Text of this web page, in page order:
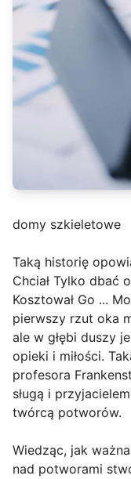
domy szkieletowe
Taką historię
Chciał Tylko dbać
Kosztował Go ...
pierwszy rzut oka
ale w głębi duszy
opieki i miłości.
profesora
sługą i
twórcą potworów.
Wiedząc, jak
nad potworami